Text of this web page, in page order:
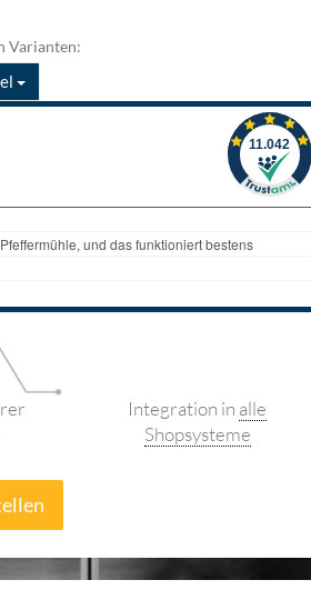
Varianten:
Integration in alle
Shopsysteme